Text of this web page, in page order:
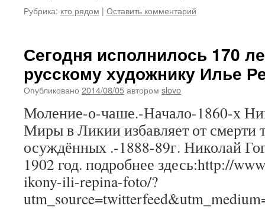
Рубрика: кто рядом | Оставить комментарий
Сегодня исполнилось 170
русскому художнику Илье
Опубликовано 2014/08/05автором slovo
Моление-о-чаше.-Начало-1860-х
Миры в Ликии избавляет от смерти
осуждённых .-1888-89г. Николай
1902 год. подробнее здесь:http://
ikony-ili-repina-foto/?